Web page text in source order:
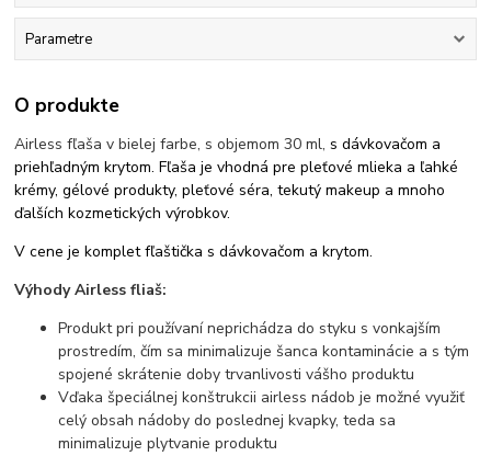
Parametre
O produkte
Airless fľaša v bielej farbe, s objemom 30 ml,s dávkovačom a
priehľadným krytom. Fľaša je vhodná pre pleťové mlieka a ľahké
krémy, gélové produkty, pleťové séra, tekutý makeup a mnoho
ďalších kozmetických výrobkov.
V cene je komplet fľaštička s dávkovačom a krytom.
Výhody Airless fliaš:
Produkt pri používaní neprichádza do styku s vonkajším
prostredím, čím sa minimalizuje šanca kontaminácie a s tým
spojené skrátenie doby trvanlivosti vášho produktu
Vďaka špeciálnej konštrukcii airless nádob je možné využiť
celý obsah nádoby do poslednej kvapky, teda sa
minimalizuje plytvanie produktu